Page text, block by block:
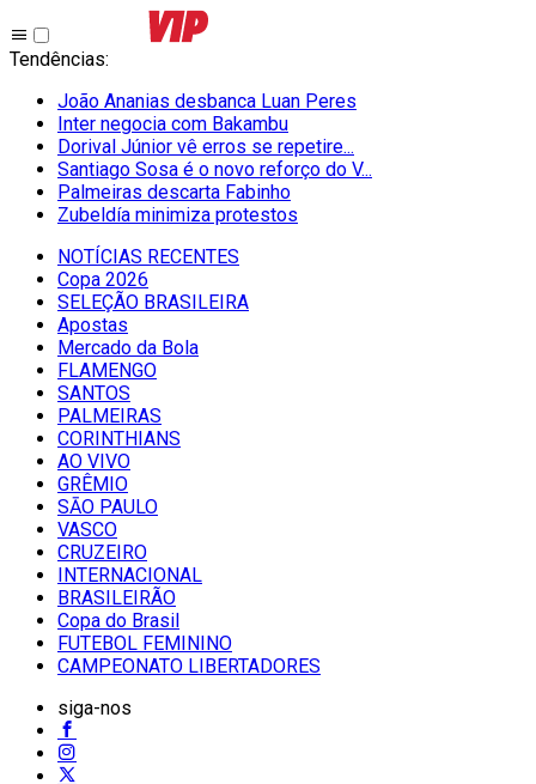
Tendências:
João Ananias desbanca Luan Peres
Inter negocia com Bakambu
Dorival Júnior vê erros se repetire...
Santiago Sosa é o novo reforço do V...
Palmeiras descarta Fabinho
Zubeldía minimiza protestos
NOTÍCIAS RECENTES
Copa 2026
SELEÇÃO BRASILEIRA
Apostas
Mercado da Bola
FLAMENGO
SANTOS
PALMEIRAS
CORINTHIANS
AO VIVO
GRÊMIO
SĀO PAULO
VASCO
CRUZEIRO
INTERNACIONAL
BRASILEIRÃO
Copa do Brasil
FUTEBOL FEMININO
CAMPEONATO LIBERTADORES
siga-nos